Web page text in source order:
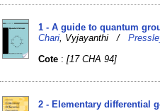
1 - A guide to quantum
Chari , Vyjayanthi /
Cote :[17 CHA 94]
2 - Elementary differential